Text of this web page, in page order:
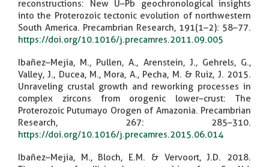
reconstructions: New U–Pb geochronological insights
into the Proterozoic tectonic evolution of northwestern
South America. Precambrian Research, 191(1–2): 58–77.
https://doi.org/10.1016/j.precamres.2011.09.005
Ibañez–Mejia, M., Pullen, A., Arenstein, J., Gehrels, G.,
Valley, J., Ducea, M., Mora, A., Pecha, M. & Ruiz, J. 2015.
Unraveling crustal growth and reworking processes in
complex zircons from orogenic lower–crust: The
Proterozoic Putumayo Orogen of Amazonia. Precambrian
Research, 267: 285–310.
https://doi.org/10.1016/j.precamres.2015.06.014
Ibañez–Mejia, M., Bloch, E.M. & Vervoort, J.D. 2018.